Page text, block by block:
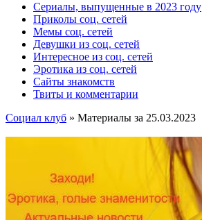
Сериалы, выпущенные в 2023 году
Приколы соц. сетей
Мемы соц. сетей
Девушки из соц. сетей
Интересное из соц. сетей
Эротика из соц. сетей
Сайты знакомств
Твиты и комментарии
Социал клуб » Материалы за 25.03.2023